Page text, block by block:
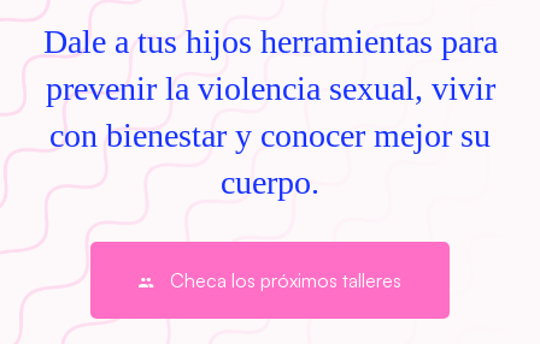
Dale a tus hijos herramientas para
prevenir la violencia sexual, vivir
con bienestar y conocer mejor su
cuerpo.
Checa los próximos talleres